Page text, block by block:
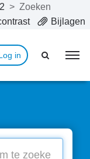
> Zoeken
Bijlagen
in